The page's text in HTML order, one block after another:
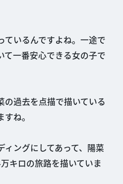
いるんですよね。一途で
て一番安心できる女の子で
過去を点描で描いている
ね。
ングにしてあって、陽菜
キロの旅路を描いていま